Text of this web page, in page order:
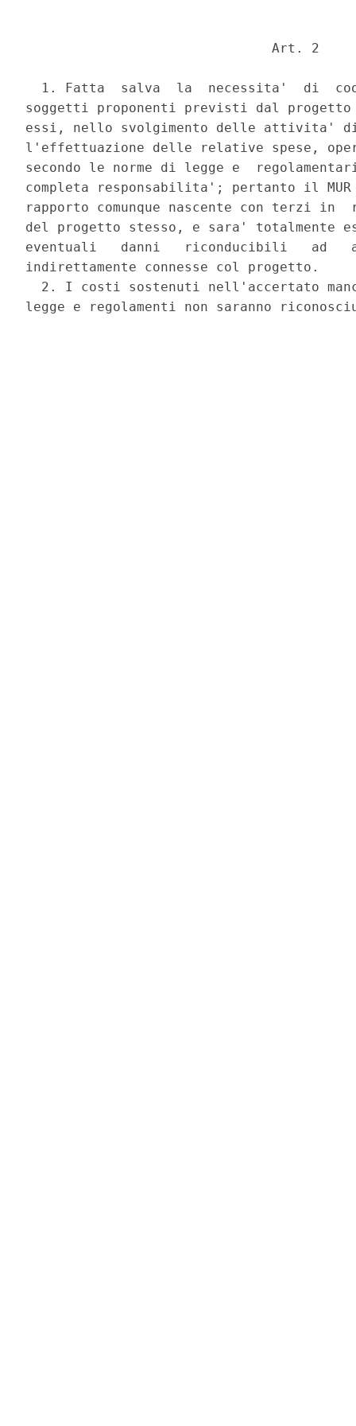
                               Art. 2
1. Fatta  salva  la  necessita'  di
soggetti proponenti previsti dal
essi, nello svolgimento delle attivita' di
l'effettuazione delle relative spese,
secondo le norme di legge e
completa responsabilita'; pertanto il
rapporto comunque nascente con terzi
del progetto stesso, e sara' totalmente
eventuali   danni   riconducibili   ad
indirettamente connesse col progetto.
2. I costi sostenuti nell'accertato